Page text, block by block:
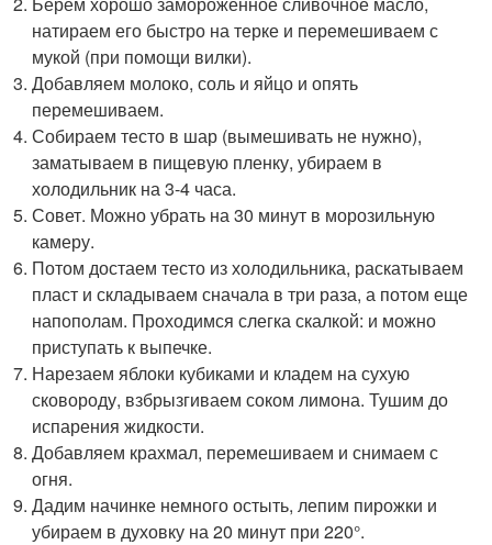
натираем его быстро на терке и перемешиваем с
мукой (при помощи вилки).
Добавляем молоко, соль и яйцо и опять
перемешиваем.
Собираем тесто в шар (вымешивать не нужно),
заматываем в пищевую пленку, убираем в
холодильник на 3-4 часа.
Совет. Можно убрать на 30 минут в морозильную
камеру.
Потом достаем тесто из холодильника, раскатываем
пласт и складываем сначала в три раза, а потом еще
напополам. Проходимся слегка скалкой: и можно
приступать к выпечке.
Нарезаем яблоки кубиками и кладем на сухую
сковороду, взбрызгиваем соком лимона. Тушим до
испарения жидкости.
Добавляем крахмал, перемешиваем и снимаем с
огня.
Дадим начинке немного остыть, лепим пирожки и
убираем в духовку на 20 минут при 220°.